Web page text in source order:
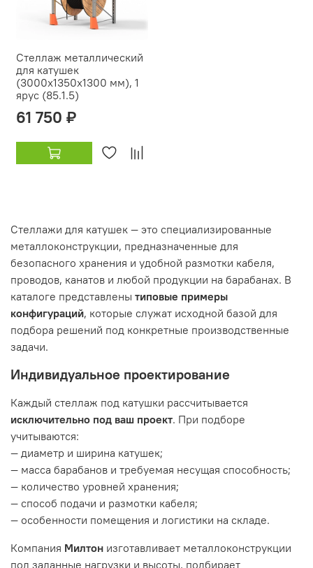
Стеллаж металлический
для катушек
(3000х1350х1300 мм), 1
ярус (85.1.5)
61 750 ₽
Стеллажи для катушек — это специализированные
металлоконструкции, предназначенные для
безопасного хранения и удобной размотки кабеля,
проводов, канатов и любой продукции на барабанах. В
каталоге представлены типовые примеры
конфигураций, которые служат исходной базой для
подбора решений под конкретные производственные
задачи.
Индивидуальное проектирование
Каждый стеллаж под катушки рассчитывается
исключительно под ваш проект. При подборе
учитываются:
— диаметр и ширина катушек;
— масса барабанов и требуемая несущая способность;
— количество уровней хранения;
— способ подачи и размотки кабеля;
— особенности помещения и логистики на складе.
Компания Милтон изготавливает металлоконструкции
под заданные нагрузки и высоты, подбирает